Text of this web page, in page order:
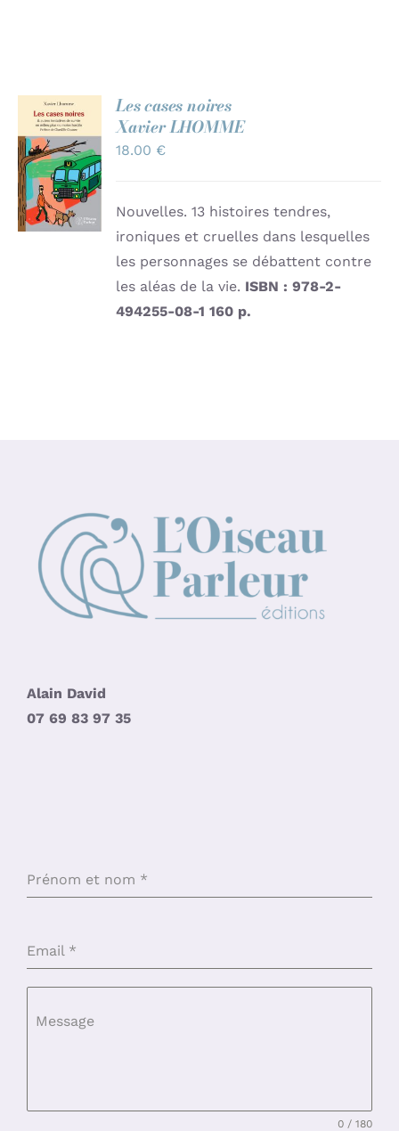
AJOUTER
AU
PANIER
/
DÉTAILS
Les cases noires
Xavier LHOMME
18.00 €
Nouvelles. 13 histoires tendres,
ironiques et cruelles dans lesquelles
les personnages se débattent contre
les aléas de la vie. ISBN : 978-2-
494255-08-1160 p.
Alain David
07 69 83 97 35
Prénom et nom *
Email *
Message
0 / 180